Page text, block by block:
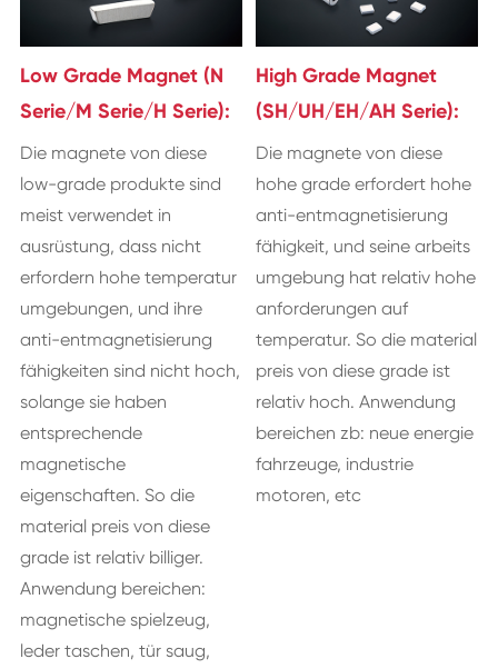
Low Grade Magnet (N
Serie/M Serie/H Serie):
Die magnete von diese
low-grade produkte sind
meist verwendet in
ausrüstung, dass nicht
erfordern hohe temperatur
umgebungen, und ihre
anti-entmagnetisierung
fähigkeiten sind nicht hoch,
solange sie haben
entsprechende
magnetische
eigenschaften. So die
material preis von diese
grade ist relativ billiger.
Anwendung bereichen:
magnetische spielzeug,
leder taschen, tür saug,
High Grade Magnet
(SH/UH/EH/AH Serie):
Die magnete von diese
hohe grade erfordert hohe
anti-entmagnetisierung
fähigkeit, und seine arbeits
umgebung hat relativ hohe
anforderungen auf
temperatur. So die material
preis von diese grade ist
relativ hoch. Anwendung
bereichen zb: neue energie
fahrzeuge, industrie
motoren, etc